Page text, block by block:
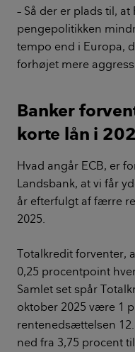
– Så der er plads til,
pengepolitikken
tempo end i Europa,
forhøjet mere
Banker
korte lån i
Hvad angår ECB, er
Landsbank, at vi får
år efterfulgt af færre
2025.
Totalkredit forventer,
0,25 procentpoint
Samlet set spår
oktober 2025 være 1
rentenedsættelsen
ned fra 3,75 procent